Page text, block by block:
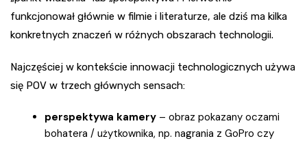
funkcjonował głównie w filmie i literaturze, ale dziś ma kilka
konkretnych znaczeń w różnych obszarach technologii.
Najczęściej w kontekście innowacji technologicznych używa
się POV w trzech głównych sensach:
perspektywa kamery – obraz pokazany oczami
bohatera / użytkownika, np. nagrania z GoPro czy